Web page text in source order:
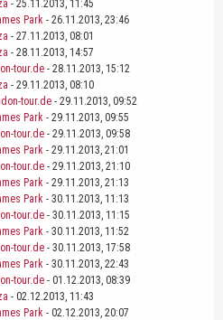
- 25.11.2013, 11:45
Park - 26.11.2013, 23:46
- 27.11.2013, 08:01
- 28.11.2013, 14:57
tour.de - 28.11.2013, 15:12
- 29.11.2013, 08:10
tour.de - 29.11.2013, 09:52
Park - 29.11.2013, 09:55
tour.de - 29.11.2013, 09:58
Park - 29.11.2013, 21:01
tour.de - 29.11.2013, 21:10
Park - 29.11.2013, 21:13
Park - 30.11.2013, 11:13
tour.de - 30.11.2013, 11:15
Park - 30.11.2013, 11:52
tour.de - 30.11.2013, 17:58
Park - 30.11.2013, 22:43
tour.de - 01.12.2013, 08:39
- 02.12.2013, 11:43
Park - 02.12.2013, 20:07